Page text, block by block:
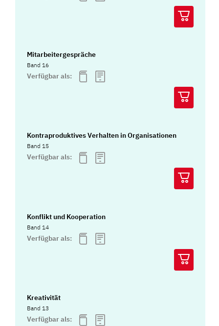
Mitarbeitergespräche
Band 16
Verfügbar als:
Kontraproduktives Verhalten in Organisationen
Band 15
Verfügbar als:
Konflikt und Kooperation
Band 14
Verfügbar als:
Kreativität
Band 13
Verfügbar als: